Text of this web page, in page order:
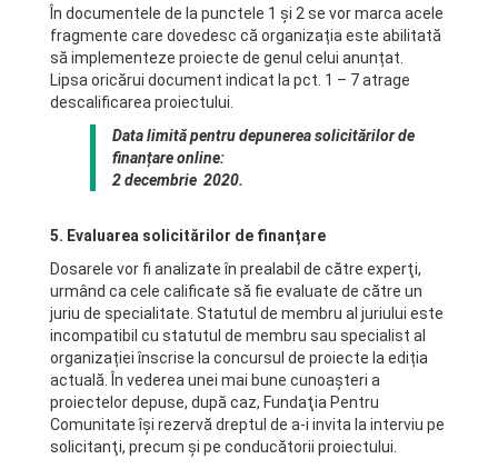
În documentele de la punctele 1 și 2 se vor marca acele
fragmente care dovedesc că organizația este abilitată
să implementeze proiecte de genul celui anunțat.
Lipsa oricărui document indicat la pct. 1 – 7 atrage
descalificarea proiectului.
Data limită pentru depunerea solicitărilor de
finanțare online:
2 decembrie 2020.
5. Evaluarea solicitărilor de finanțare
Dosarele vor fi analizate în prealabil de către experţi,
urmând ca cele calificate să fie evaluate de către un
juriu de specialitate. Statutul de membru al juriului este
incompatibil cu statutul de membru sau specialist al
organizației înscrise la concursul de proiecte la ediția
actuală. În vederea unei mai bune cunoaşteri a
proiectelor depuse, după caz, Fundaţia Pentru
Comunitate îşi rezervă dreptul de a-i invita la interviu pe
solicitanţi, precum şi pe conducătorii proiectului.